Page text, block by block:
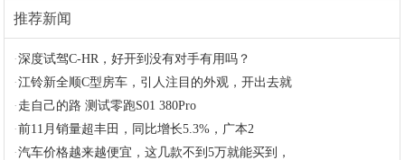
推荐新闻
·深度试驾C-HR，好开到没有对手有用吗？
·江铃新全顺C型房车，引人注目的外观，开出去就
· 走自己的路 测试零跑S01 380Pro
·前11月销量超丰田，同比增长5.3%，广本2
·汽车价格越来越便宜，这几款不到5万就能买到，